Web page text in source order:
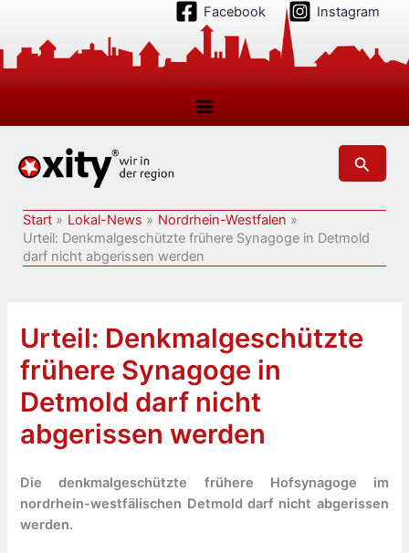
springen
Facebook Instagram
Suchen
Start Lokal-News
Nordrhein-Westfalen
Urteil: Denkmalgeschützte frühere Synagoge in Detmold
darf nicht abgerissen werden
Urteil: Denkmalgeschützte
frühere Synagoge in
Detmold darf nicht
abgerissen werden
Die denkmalgeschützte frühere Hofsynagoge im
nordrhein-westfälischen Detmold darf nicht abgerissen
werden.